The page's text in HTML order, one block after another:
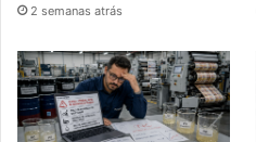
2 semanas atrás